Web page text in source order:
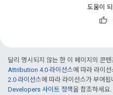
도움이
달리 명시되지 않는 한 이 페이지의 콘텐
Attribution 4.0 라이선스에 따라 라이
2.0 라이선스에 따라 라이선스가 부여
Developers 사이트 정책을 참조하세요